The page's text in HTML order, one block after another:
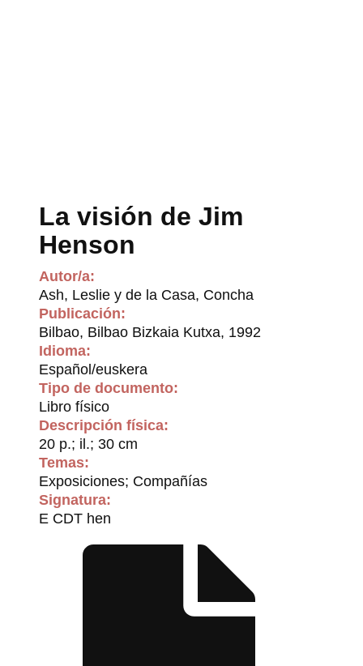
La visión de Jim
Henson
Autor/a:
Ash, Leslie y de la Casa, Concha
Publicación:
Bilbao, Bilbao Bizkaia Kutxa, 1992
Idioma:
Español/euskera
Tipo de documento:
Libro físico
Descripción física:
20 p.; il.; 30 cm
Temas:
Exposiciones; Compañías
Signatura:
E CDT hen